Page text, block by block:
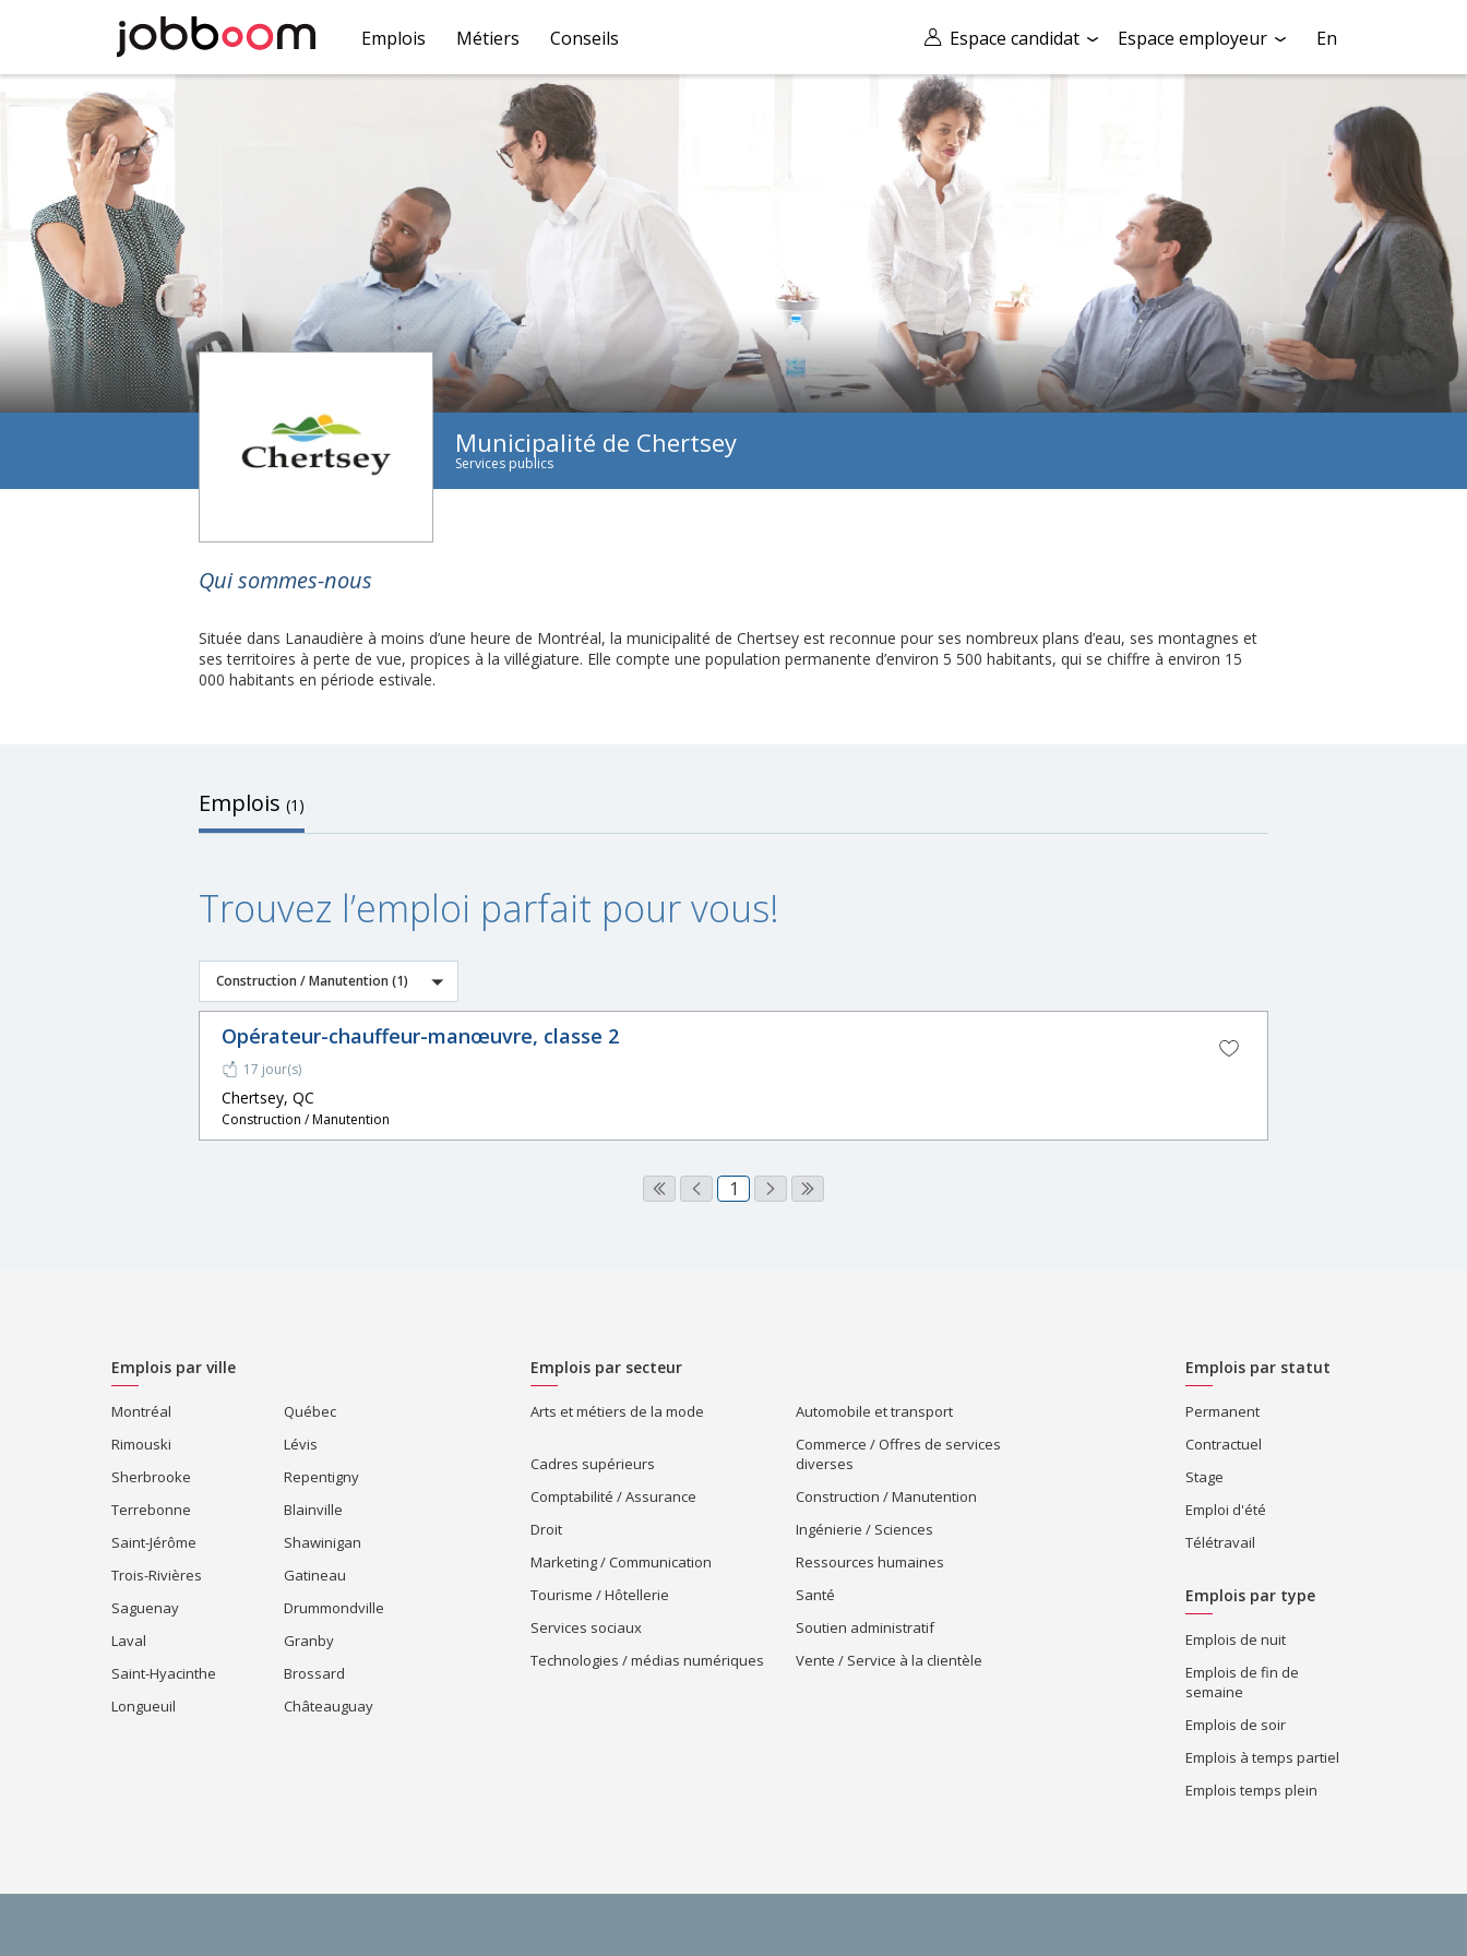
Espace candidat Espace employeur En
Emplois Métiers Conseils
Municipalité de Chertsey
Services publics
Qui sommes-nous
Située dans Lanaudière à moins d’une heure de Montréal, la municipalité de Chertsey est reconnue pour ses nombreux plans d’eau, ses montagnes et
ses territoires à perte de vue, propices à la villégiature. Elle compte une population permanente d’environ 5 500 habitants, qui se chiffre à environ 15
000 habitants en période estivale.
Emplois (1)
Trouvez l’emploi parfait pour vous!
Construction / Manutention (1)
Opérateur-chauffeur-manœuvre, classe 2
17 jour(s)
Chertsey, QC
Construction / Manutention
1
Emplois par ville
Montréal
Québec
Rimouski
Lévis
Sherbrooke
Repentigny
Terrebonne
Blainville
Saint-Jérôme
Shawinigan
Trois-Rivières
Gatineau
Saguenay
Drummondville
Laval
Granby
Saint-Hyacinthe
Brossard
Longueuil
Châteauguay
Emplois par secteur
Arts et métiers de la mode Automobile et transport
Cadres supérieurs
Commerce / Offres de services
diverses
Comptabilité / Assurance
Construction / Manutention
Droit
Ingénierie / Sciences
Marketing / Communication
Ressources humaines
Tourisme / Hôtellerie
Santé
Services sociaux
Soutien administratif
Technologies / médias numériques
Vente / Service à la clientèle
Emplois par statut
Permanent
Contractuel
Stage
Emploi d'été
Télétravail
Emplois par type
Emplois de nuit
Emplois de fin de
semaine
Emplois de soir
Emplois à temps partiel
Emplois temps plein